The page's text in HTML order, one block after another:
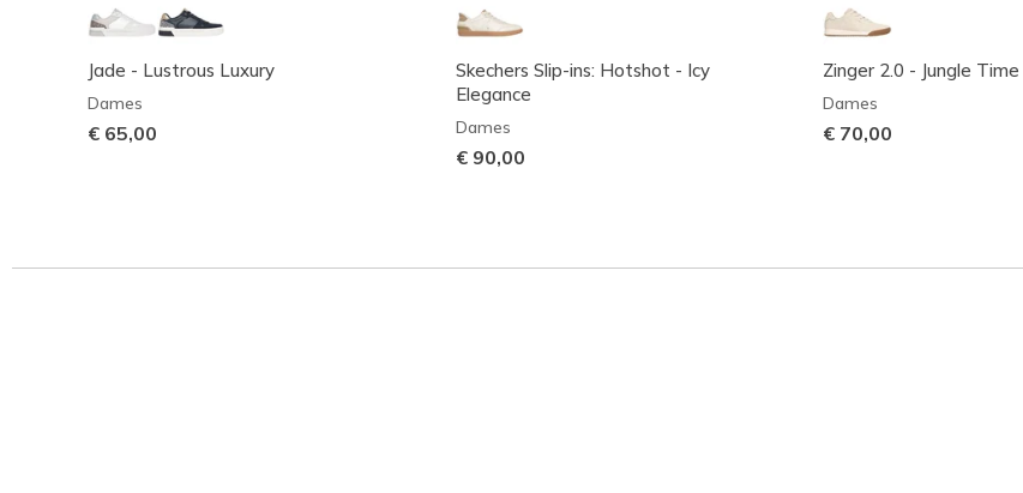
Jade - Lustrous Luxury
Dames
€ 65,00
Skechers Slip-ins: Hotshot - Icy
Elegance
Dames
€ 90,00
Zinger 2.0 - Jungle Time
Dames
€ 70,00